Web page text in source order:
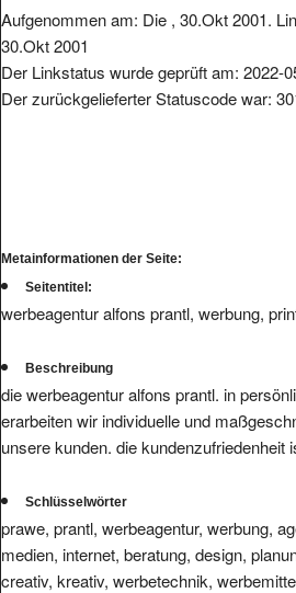
Aufgenommen am: Die , 30.Okt 2001.
30.Okt 2001
Der Linkstatus wurde geprüft am: 2022-
Der zurückgelieferter Statuscode war:
Metainformationen der Seite:
Seitentitel:
werbeagentur alfons prantl, werbung,
Beschreibung
die werbeagentur alfons prantl. in
erarbeiten wir individuelle und
unsere kunden. die kundenzufriedenheit
Schlüsselwörter
prawe, prantl, werbeagentur, werbung,
medien, internet, beratung, design,
creativ, kreativ, werbetechnik,